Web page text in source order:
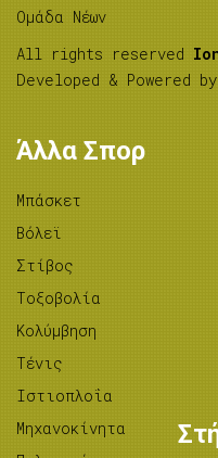
Ομάδα Νέων
All rights reserved
Developed & Powered by
Άλλα Σπορ
Μπάσκετ
Βόλεϊ
Στίβος
Tοξοβολία
Κολύμβηση
Τένις
Ιστιοπλοΐα
Μηχανοκίνητα